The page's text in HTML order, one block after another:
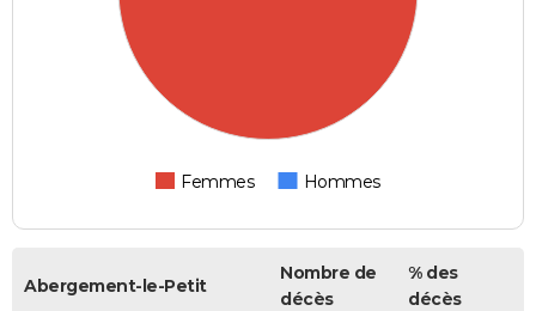
Femmes Hommes
Abergement-le-Petit
Nombre de
décès
% des
décès